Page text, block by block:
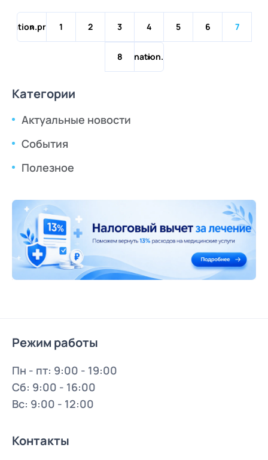
1 2 3 4 5 6 7
8
pagination.next
Категории
Актуальные новости
События
Полезное
Режим работы
Пн - пт: 9:00 - 19:00
Сб: 9:00 - 16:00
Вс: 9:00 - 12:00
Контакты